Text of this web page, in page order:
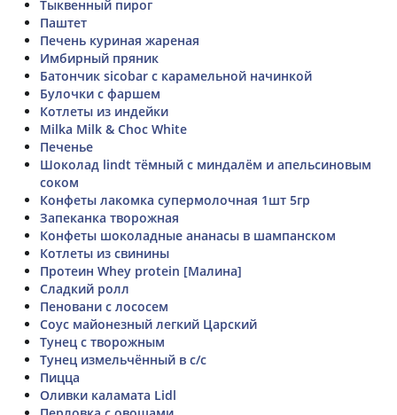
Тыквенный пирог
Паштет
Печень куриная жареная
Имбирный пряник
Батончик sicobar с карамельной начинкой
Булочки с фаршем
Котлеты из индейки
Milka Milk & Choc White
Печенье
Шоколад lindt тёмный с миндалём и апельсиновым
соком
Конфеты лакомка супермолочная 1шт 5гр
Запеканка творожная
Конфеты шоколадные ананасы в шампанском
Котлеты из свинины
Протеин Whey protein [Малина]
Сладкий ролл
Пеновани с лососем
Соус майонезный легкий Царский
Тунец с творожным
Тунец измельчённый в с/с
Пицца
Оливки каламата Lidl